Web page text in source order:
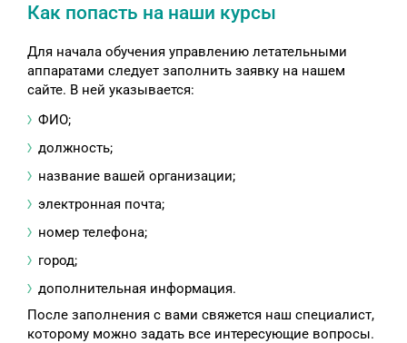
Как попасть на наши курсы
Для начала обучения управлению летательными
аппаратами следует заполнить заявку на нашем
сайте. В ней указывается:
ФИО;
должность;
название вашей организации;
электронная почта;
номер телефона;
город;
дополнительная информация.
После заполнения с вами свяжется наш специалист,
которому можно задать все интересующие вопросы.